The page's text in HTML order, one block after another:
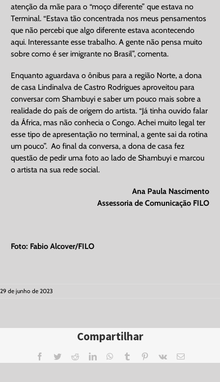
atenção da mãe para o “moço diferente” que estava no
Terminal. “Estava tão concentrada nos meus pensamentos
que não percebi que algo diferente estava acontecendo
aqui. Interessante esse trabalho. A gente não pensa muito
sobre como é ser imigrante no Brasil”, comenta.
Enquanto aguardava o ônibus para a região Norte, a dona
de casa Lindinalva de Castro Rodrigues aproveitou para
conversar com Shambuyi e saber um pouco mais sobre a
realidade do país de origem do artista. “Já tinha ouvido falar
da África, mas não conhecia o Congo. Achei muito legal ter
esse tipo de apresentação no terminal, a gente sai da rotina
um pouco”. Ao final da conversa, a dona de casa fez
questão de pedir uma foto ao lado de Shambuyi e marcou
o artista na sua rede social.
Ana Paula Nascimento
Assessoria de Comunicação FILO
Foto: Fabio Alcover/FILO
29 de junho de 2023
Compartilhar
Facebook
TwitterRedditLinkedInWhatsApp
Tumblr Pinterest
Vk Email